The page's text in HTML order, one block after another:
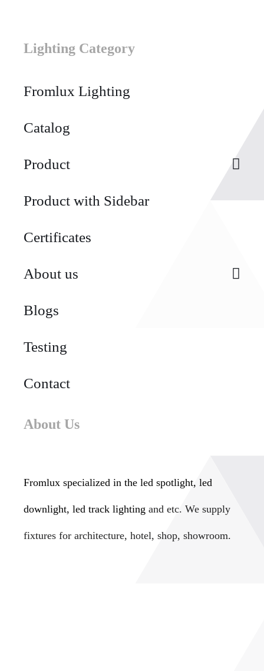
Lighting Category
Fromlux Lighting
Catalog
Product
Product with Sidebar
Certificates
About us
Blogs
Testing
Contact
About Us
Fromlux specialized in theled spotlight, led
downlight, led track lighting and etc. We supply
fixtures for architecture, hotel, shop, showroom.